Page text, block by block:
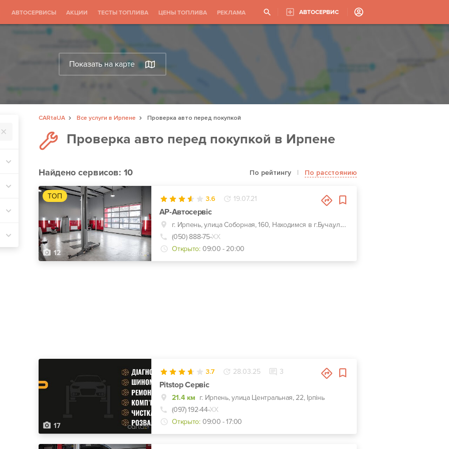
АВТОСЕРВИСЫ АКЦИИ ТЕСТЫ ТОПЛИВА ЦЕНЫ ТОПЛИВА РЕКЛАМА АВТОСЕРВИС
Показать на карте
CARtaUA Все услуги в Ирпене
Проверка авто перед покупкой
Проверка авто перед покупкой в Ирпене
Найденосервисов: 10 По рейтингу | По расстоянию
ТОП
12
3.6 19.07.21
АР-Автосервіс
г. Ирпень, улица Соборная, 160, Находимся в г.Буча,ул.Шевченка 25
(050) 888-75-ХХ
Открыто: 09:00 - 20:00
17
3.7 28.03.25 3
Pitstop Сервіс
21.4 км г. Ирпень, улица Центральная, 22, Ірпінь
(097) 192-44-ХХ
Открыто: 09:00 - 17:00